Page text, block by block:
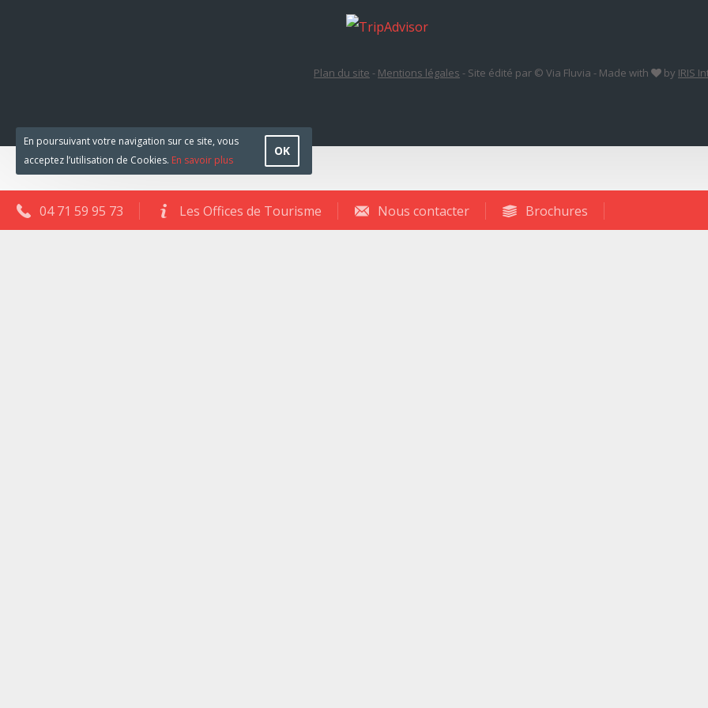
Plan du site - Mentions légales - Site édité par © Via Fluvia - Made with by IRIS
04 71 59 95 73 Les Offices de Tourisme Nous contacter Brochures
En poursuivant votre navigation sur ce site, vous
acceptez l’utilisation de Cookies. En savoir plus
OK